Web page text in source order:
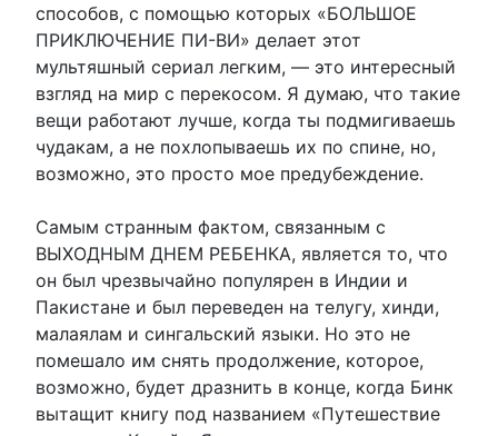
способов, с помощью которых «БОЛЬШОЕ
ПРИКЛЮЧЕНИЕ ПИ-ВИ» делает этот
мультяшный сериал легким, — это интересный
взгляд на мир с перекосом. Я думаю, что такие
вещи работают лучше, когда ты подмигиваешь
чудакам, а не похлопываешь их по спине, но,
возможно, это просто мое предубеждение.
Самым странным фактом, связанным с
ВЫХОДНЫМ ДНЕМ РЕБЕНКА, является то, что
он был чрезвычайно популярен в Индии и
Пакистане и был переведен на телугу, хинди,
малаялам и сингальский языки. Но это не
помешало им снять продолжение, которое,
возможно, будет дразнить в конце, когда Бинк
вытащит книгу под названием «Путешествие